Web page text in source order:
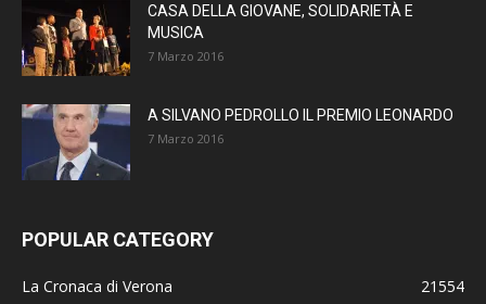
CASA DELLA GIOVANE, SOLIDARIETÀ E
MUSICA
7 Marzo 2016
A SILVANO PEDROLLO IL PREMIO LEONARDO
7 Marzo 2016
POPULAR CATEGORY
La Cronaca di Verona
21554